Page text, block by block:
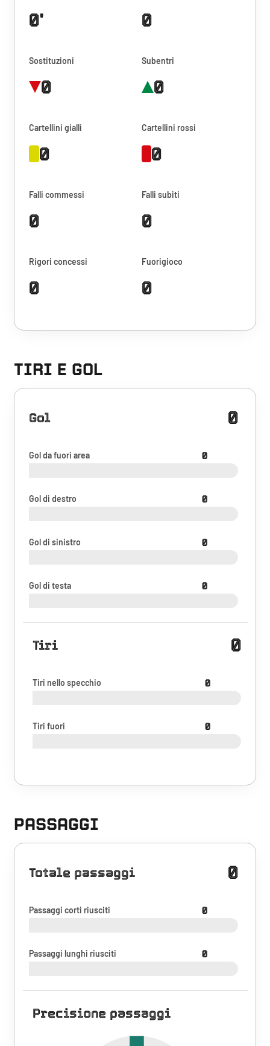
0' 0
Sostituzioni
0
Subentri
0
Cartellini gialli
0
Cartellini rossi
0
Falli commessi
0
Falli subiti
0
Rigori concessi
0
Fuorigioco
0
TIRI E GOL
Gol 0
Gol da fuori area 0
Gol di destro 0
Gol di sinistro 0
Gol di testa 0
Tiri 0
Tiri nello specchio 0
Tiri fuori 0
PASSAGGI
Totale passaggi 0
Passaggi corti riusciti 0
Passaggi lunghi riusciti 0
Precisione passaggi